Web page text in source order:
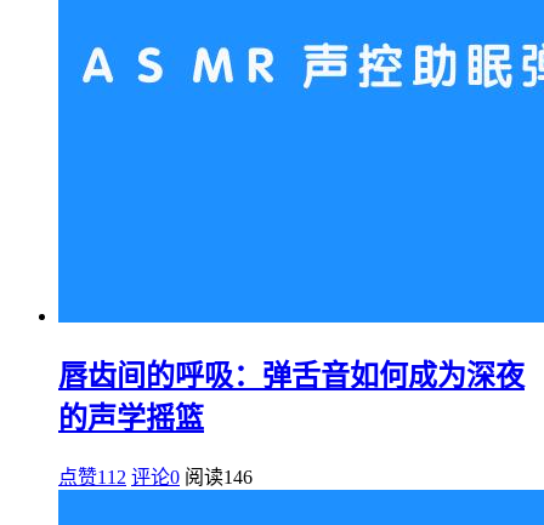
唇齿间的呼吸：弹舌音如何成为深夜
的声学摇篮
点赞112 评论0 阅读146